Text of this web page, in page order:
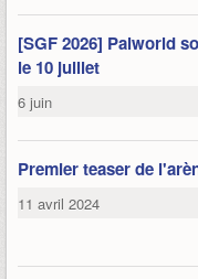
[SGF 2026] Palworld
le 10 juillet
6 juin
Premier teaser de
11 avril 2024